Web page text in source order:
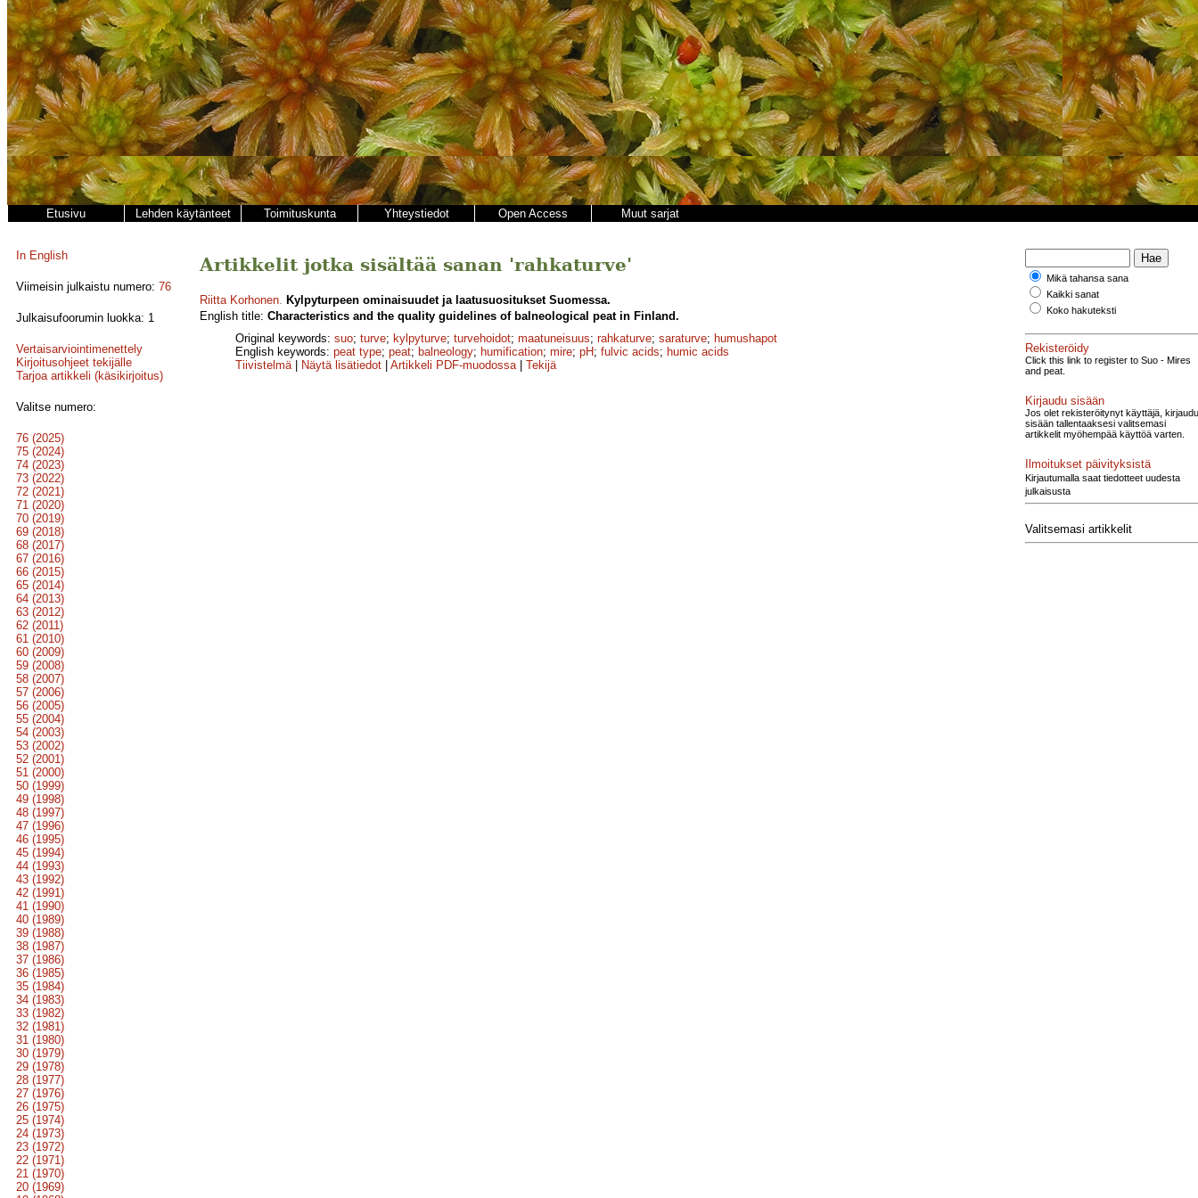
Etusivu Lehden käytänteet Toimituskunta Yhteystiedot Open Access Muut sarjat
In English
Viimeisin julkaistu numero: 76
Julkaisufoorumin luokka: 1
Vertaisarviointimenettely
Kirjoitusohjeet tekijälle
Tarjoa artikkeli (käsikirjoitus)
Valitse numero:
76 (2025)
75 (2024)
74 (2023)
73 (2022)
72 (2021)
71 (2020)
70 (2019)
69 (2018)
68 (2017)
67 (2016)
66 (2015)
65 (2014)
64 (2013)
63 (2012)
62 (2011)
61 (2010)
60 (2009)
59 (2008)
58 (2007)
57 (2006)
56 (2005)
55 (2004)
54 (2003)
53 (2002)
52 (2001)
51 (2000)
50 (1999)
49 (1998)
48 (1997)
47 (1996)
46 (1995)
45 (1994)
44 (1993)
43 (1992)
42 (1991)
41 (1990)
40 (1989)
39 (1988)
38 (1987)
37 (1986)
36 (1985)
35 (1984)
34 (1983)
33 (1982)
32 (1981)
31 (1980)
30 (1979)
29 (1978)
28 (1977)
27 (1976)
26 (1975)
25 (1974)
24 (1973)
23 (1972)
22 (1971)
21 (1970)
20 (1969)
Artikkelit jotka sisältää sanan 'rahkaturve'
Riitta Korhonen. Kylpyturpeen ominaisuudet ja laatusuositukset Suomessa.
English title: Characteristics and the quality guidelines of balneological peat in Finland.
Original keywords: suo; turve; kylpyturve; turvehoidot; maatuneisuus; rahkaturve; saraturve; humushapot
English keywords: peat type; peat; balneology; humification; mire; pH; fulvic acids; humic acids
Tiivistelmä| Näytä lisätiedot Artikkeli PDF-muodossa| Tekijä
Mikä tahansa sana
Kaikki sanat
Koko hakuteksti
Rekisteröidy
Click this link to register to Suo - Mires
and peat.
Kirjaudu sisään
Jos olet rekisteröitynyt käyttäjä, kirjaudu
sisään tallentaaksesi valitsemasi
artikkelit myöhempää käyttöä varten.
Ilmoitukset päivityksistä
Kirjautumalla saat tiedotteet uudesta
julkaisusta
Valitsemasi artikkelit